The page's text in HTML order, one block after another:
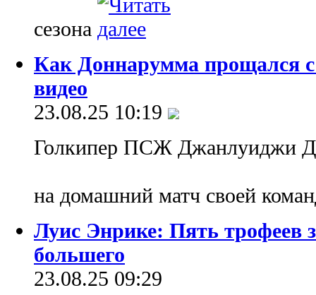
сезона
Как Доннарумма прощался
видео
23.08.25 10:19
Голкипер ПСЖ Джанлуиджи
на домашний матч своей
Луис Энрике: Пять трофеев
большего
23.08.25 09:29